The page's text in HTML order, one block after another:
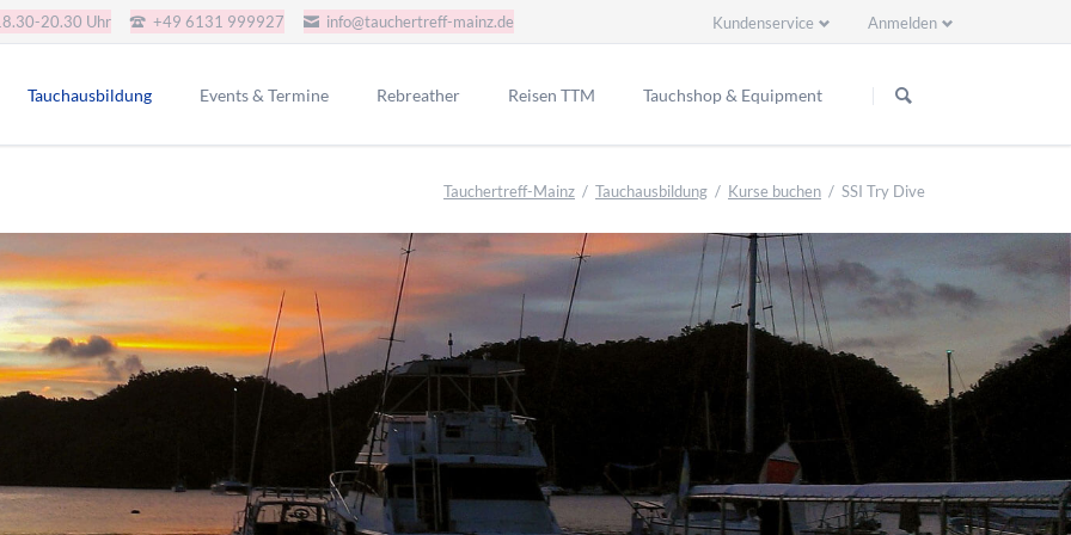
20.30 Uhr +49 6131 999927 info@tauchertreff-mainz.de Anmelden
Kundenservice
überspringen
Tauchausbildung
i.a.c. Tauchkurse
CMAS Tauchkurse
CMAS Bronze
CMAS Silber
Events & Termine Rebreather
Redbare Rebreather
Poseidon SE7EN+ SSO2 Ready EU
Rep-Tek Proteus CCR
Reisen TTM Tauchshop & Equipment
Tauchertreff-Mainz Tauchausbildung Kurse buchen SSI Try Dive